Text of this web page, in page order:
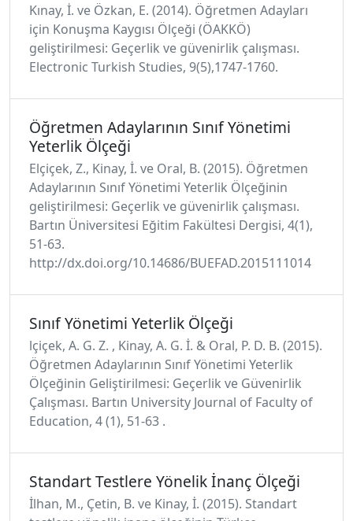
Kınay, İ. ve Özkan, E. (2014). Öğretmen Adayları
için Konuşma Kaygısı Ölçeği (ÖAKKÖ)
geliştirilmesi: Geçerlik ve güvenirlik çalışması.
Electronic Turkish Studies, 9(5),1747-1760.
Öğretmen Adaylarının Sınıf Yönetimi
Yeterlik Ölçeği
Elçiçek, Z., Kinay, İ. ve Oral, B. (2015). Öğretmen
Adaylarının Sınıf Yönetimi Yeterlik Ölçeğinin
geliştirilmesi: Geçerlik ve güvenirlik çalışması.
Bartın Üniversitesi Eğitim Fakültesi Dergisi, 4(1),
51-63.
http://dx.doi.org/10.14686/BUEFAD.2015111014
Sınıf Yönetimi Yeterlik Ölçeği
lçiçek, A. G. Z. , Kinay, A. G. İ. & Oral, P. D. B. (2015).
Öğretmen Adaylarının Sınıf Yönetimi Yeterlik
Ölçeğinin Geliştirilmesi: Geçerlik ve Güvenirlik
Çalışması. Bartın University Journal of Faculty of
Education, 4 (1), 51-63 .
Standart Testlere Yönelik İnanç Ölçeği
İlhan, M., Çetin, B. ve Kinay, İ. (2015). Standart